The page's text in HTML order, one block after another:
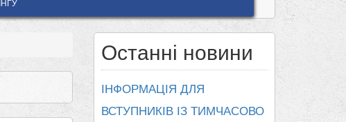
Останні новини
ІНФОРМАЦІЯ ДЛЯ
ВСТУПНИКІВ ІЗ ТИМЧАСОВО